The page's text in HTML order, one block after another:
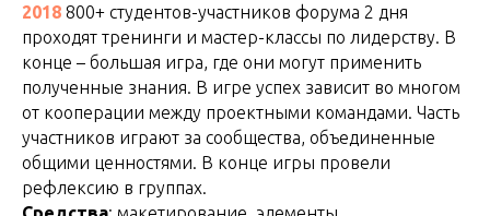
2018 800+ студентов-участников форума 2 дня
проходят тренинги и мастер-классы по лидерству. В
конце – большая игра, где они могут применить
полученные знания. В игре успех зависит во многом
от кооперации между проектными командами. Часть
участников играют за сообщества, объединенные
общими ценностями. В конце игры провели
рефлексию в группах.